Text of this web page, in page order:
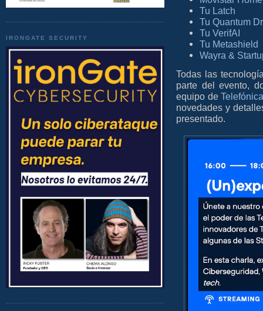
IRONGATE SECURITY
Tu Latch
Tu Quantum
Tu VerifAI
Tu Metashield
Wayra &
Todas las
parte del evento,
equipo de
novedades y
presentado.